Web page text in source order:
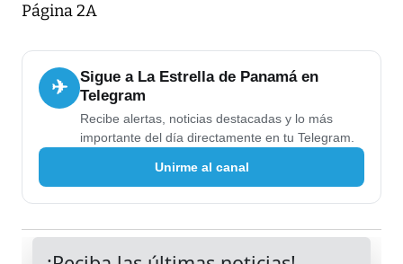
Página 2A
✈
Sigue a La Estrella de Panamá en
Telegram
Recibe alertas, noticias destacadas y lo más
importante del día directamente en tu Telegram.
Unirme al canal